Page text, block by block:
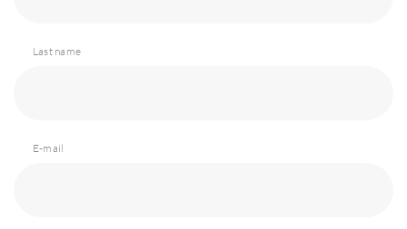
Last name
E-mail